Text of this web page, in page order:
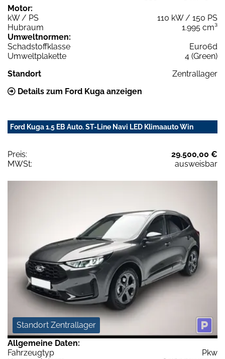
Motor:
kW / PS
110 kW / 150 PS
Hubraum
1.995 cm³
Umweltnormen:
Schadstoffklasse
Euro6d
Umweltplakette
4 (Green)
Standort
Zentrallager
Details zum Ford Kuga anzeigen
Ford Kuga 1.5 EB Auto. ST-Line Navi LED Klimaauto Win
Preis:
29.500,00 €
MWSt:
ausweisbar
Standort Zentrallager
Allgemeine Daten:
Fahrzeugtyp
Pkw